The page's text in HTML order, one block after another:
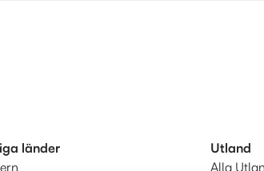
länder
Utland
Alla